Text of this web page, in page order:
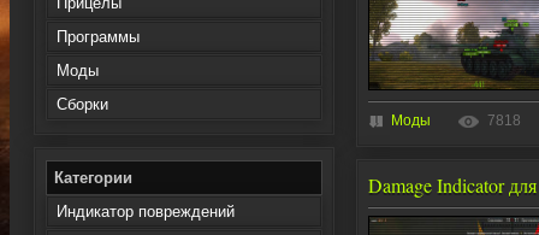
Программы
Моды
Сборки
Категории
Индикатор повреждений
Моды 7818
Damage Indicator